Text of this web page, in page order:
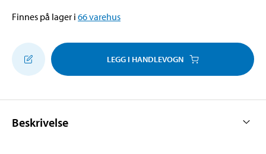
Finnes på lager i 66varehus
LEGG I HANDLEVOGN
Beskrivelse